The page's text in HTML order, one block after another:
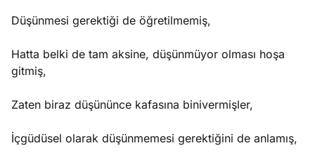
Düşünmesi gerektiği de öğretilmemiş,
Hatta belki de tam aksine, düşünmüyor olması hoşa
gitmiş,
Zaten biraz düşününce kafasına binivermişler,
İçgüdüsel olarak düşünmemesi gerektiğini de anlamış,